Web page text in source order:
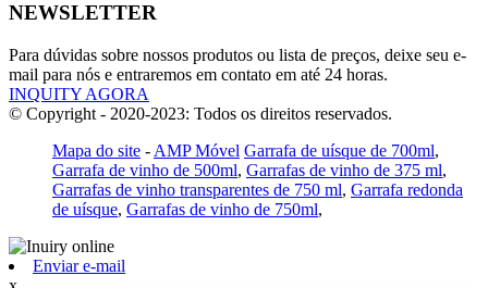
NEWSLETTER
Para dúvidas sobre nossos produtos ou lista de preços, deixe seu e-
mail para nós e entraremos em contato em até 24 horas.
INQUITY AGORA
© Copyright - 2020-2023: Todos os direitos reservados.
Mapa do site - AMP Móvel Garrafa de uísque de 700ml,
Garrafa de vinho de 500ml, Garrafas de vinho de 375 ml,
Garrafas de vinho transparentes de 750 ml, Garrafa redonda
de uísque, Garrafas de vinho de 750ml,
Enviar e-mail